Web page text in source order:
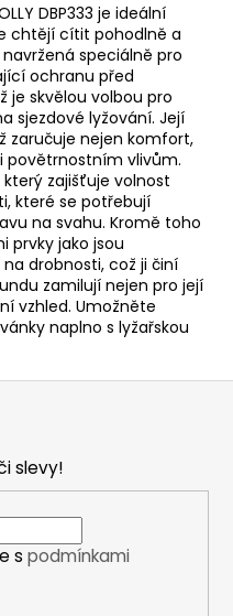
DBP333 je ideální
chtějí cítit pohodlně a
speciálně pro
ochranu před
je skvělou volbou pro
sjezdové lyžování. Její
zaručuje nejen komfort,
povětrnostním vlivům.
zajišťuje volnost
které se potřebují
na svahu. Kromě toho
prvky jako jsou
drobnosti, což ji činí
zamilují nejen pro její
vzhled. Umožněte
naplno s lyžařskou
slevy!
s podmínkami